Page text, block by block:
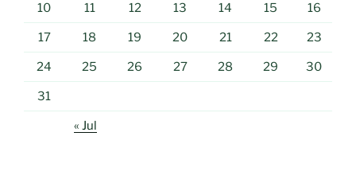
10 11 12 13 14 15 16
17 18 19 20 21 22 23
24 25 26 27 28 29 30
31
« Jul